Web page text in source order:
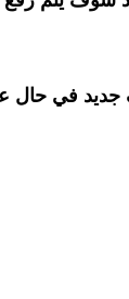
جديد في حال